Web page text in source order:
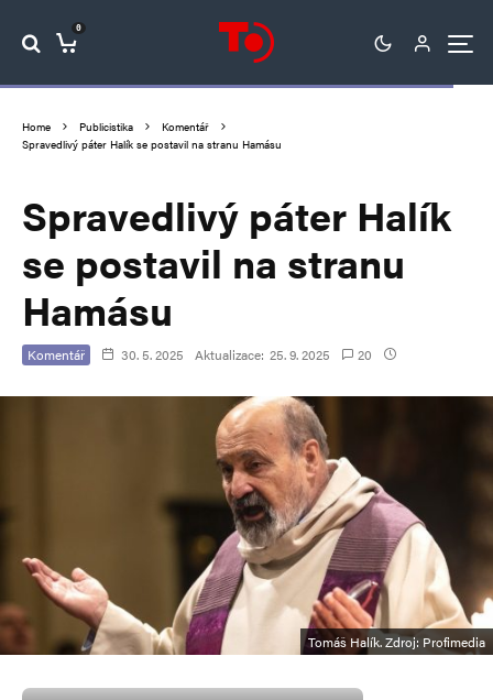
0
Home Publicistika
Komentář
Spravedlivý páter Halík se postavil na stranu Hamásu
Spravedlivý páter Halík
se postavil na stranu
Hamásu
Komentář 30. 5. 2025 Aktualizace: 25. 9. 2025 20
Tomáš Halík. Zdroj: Profimedia